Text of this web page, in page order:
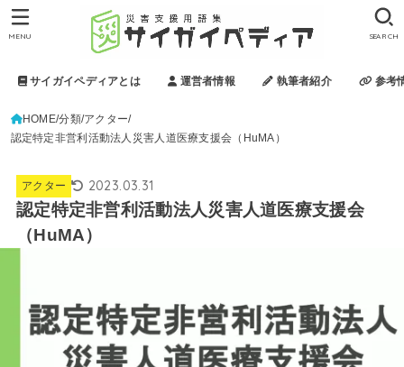
サイガイペディアとは 運営者情報 執筆者紹介 参考
SEARCH
MENU
HOME 分類 アクター
認定特定非営利活動法人災害人道医療支援会（HuMA）
アクター 2023.03.31
認定特定非営利活動法人災害人道医療支援会
（HuMA）